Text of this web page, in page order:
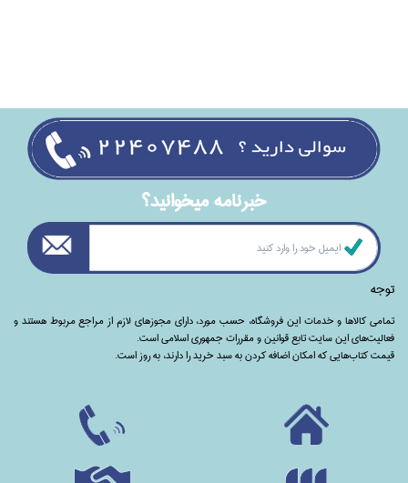
خبرنامه ميخوانيد؟
توجه
تمامی‌ کالاها و خدمات این فروشگاه، حسب مورد،‌ دارای مجوزهای لازم از مراجع مربوط هستند ‌و‌‌
فعالیت‌های این سایت تابع قوانین و مقررات جمهوری اسلامی است.
قیمت کتاب‌هایی که امکان اضافه کردن به سبد خرید را دارند،‌ به روز است.